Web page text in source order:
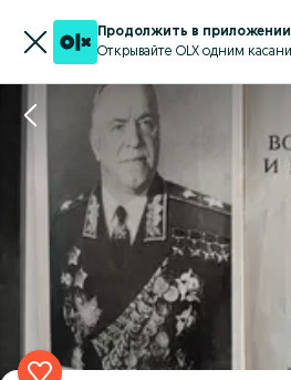
Продолжить в приложении
Открывайте OLX одним